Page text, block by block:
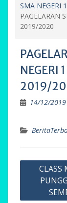
SMA NEGERI
PAGELARAN
2019/2020
NEGERI
2019/
14/12/2019
Navigasi
CLASS